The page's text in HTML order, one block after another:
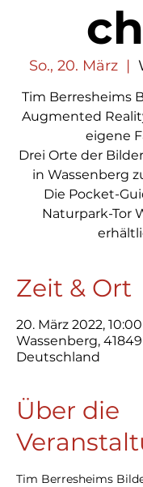
So., 20. März
  |
Tim Berresheims
Augmented
eigene
Drei Orte der
in Wassenberg
Die Pocket-
Naturpark-Tor
Zeit & Ort
20. März 2022,
Wassenberg,
Deutschland
Über die
Tim Berresheims